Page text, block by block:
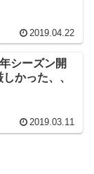
2019.04.22
シーズン開
かった、、
2019.03.11